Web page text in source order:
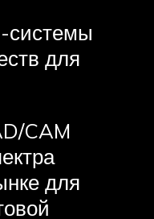
системы
для
CAM
для